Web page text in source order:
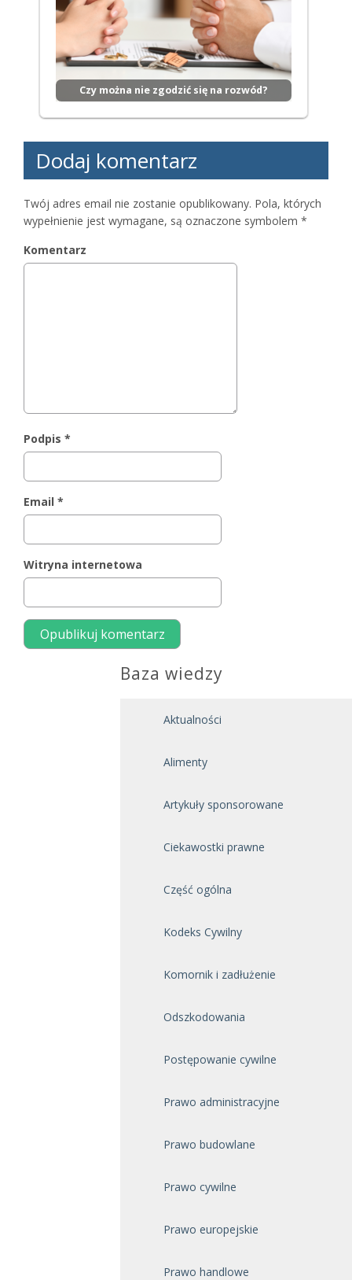
Czy można nie zgodzić się na rozwód?
Dodaj komentarz
Twój adres email nie zostanie opublikowany. Pola, których
wypełnienie jest wymagane, są oznaczone symbolem *
Komentarz
Podpis *
Email *
Witryna internetowa
Baza wiedzy
Aktualności
Alimenty
Artykuły sponsorowane
Ciekawostki prawne
Część ogólna
Kodeks Cywilny
Komornik i zadłużenie
Odszkodowania
Postępowanie cywilne
Prawo administracyjne
Prawo budowlane
Prawo cywilne
Prawo europejskie
Prawo handlowe